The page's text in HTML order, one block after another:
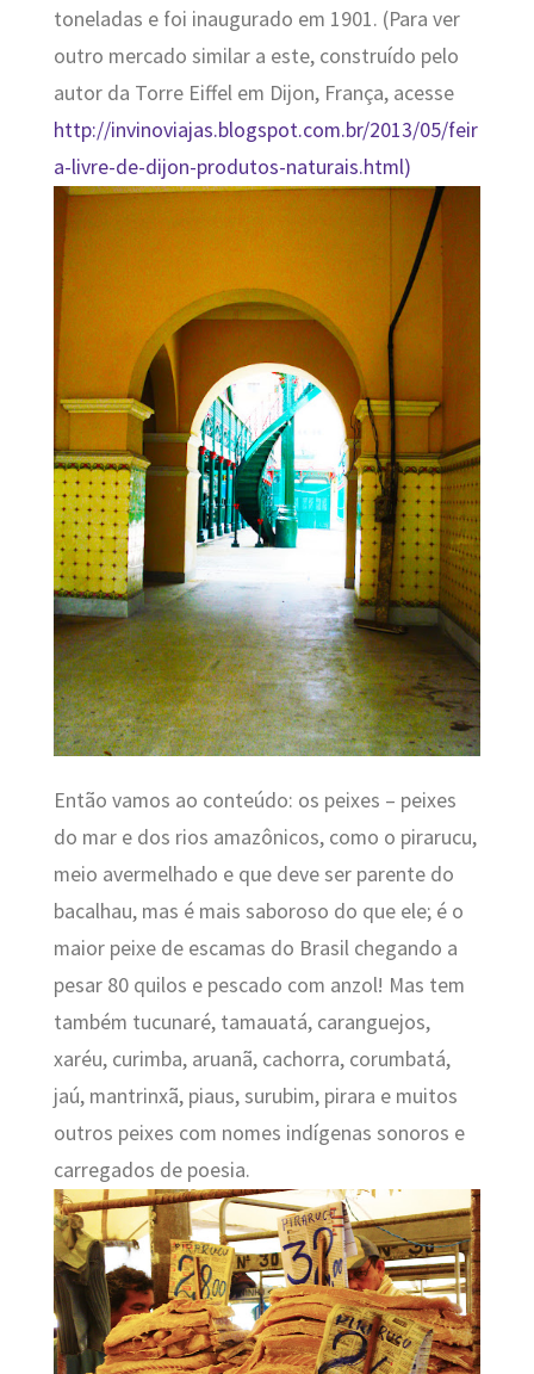
toneladas e foi inaugurado em 1901. (Para ver
outro mercado similar a este, construído pelo
autor da Torre Eiffel em Dijon, França, acesse
http://invinoviajas.blogspot.com.br/2013/05/feir
a-livre-de-dijon-produtos-naturais.html)
Então vamos ao conteúdo: os peixes – peixes
do mar e dos rios amazônicos, como o pirarucu,
meio avermelhado e que deve ser parente do
bacalhau, mas é mais saboroso do que ele; é o
maior peixe de escamas do Brasil chegando a
pesar 80 quilos e pescado com anzol! Mas tem
também tucunaré, tamauatá, caranguejos,
xaréu, curimba, aruanã, cachorra, corumbatá,
jaú, mantrinxã, piaus, surubim, pirara e muitos
outros peixes com nomes indígenas sonoros e
carregados de poesia.